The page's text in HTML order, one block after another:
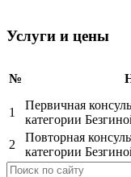
Услуги и цены
№
1
Первичная
категории
2
Повторная
категории